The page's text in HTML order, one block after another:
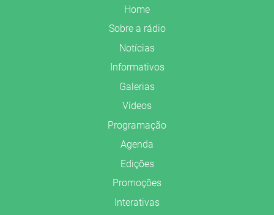
Home
Sobre a rádio
Notícias
Informativos
Galerias
Vídeos
Programação
Agenda
Edições
Promoções
Interativas